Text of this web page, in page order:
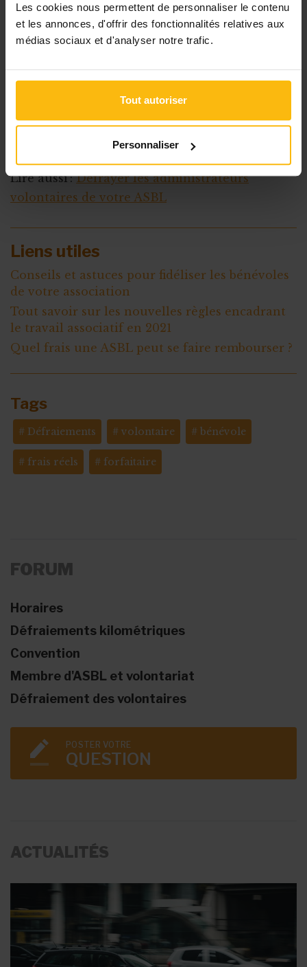
Les cookies nous permettent de personnaliser le contenu
et les annonces, d'offrir des fonctionnalités relatives aux
médias sociaux et d'analyser notre trafic.
Tout autoriser
Personnaliser
perçoivent une allocation de sécurité
sociale ou d’aide sociale : ceux-là ne
Qui exercent des gardes de jour/de nuit
urgent de patients couchés (depuis ou vers
un site hospitalier).
Lire aussi :Défrayer les administrateurs
volontaires de votre ASBL
Liens utiles
Conseils et astuces pour fidéliser les bénévoles
de votre association
Tout savoir sur les nouvelles règles encadrant
le travail associatif en 2021
Quel frais une ASBL peut se faire rembourser ?
Tags
Défraiements volontaire bénévole
frais réels forfaitaire
FORUM
Horaires
Défraiements kilométriques
Convention
Membre d'ASBL et volontariat
Défraiement des volontaires
POSTER VOTRE
QUESTION
ACTUALITÉS